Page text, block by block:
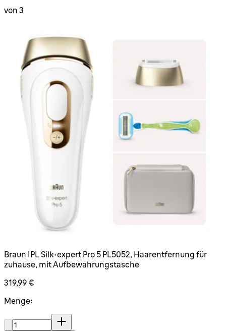
von 3
Braun IPL Silk·expert Pro 5 PL5052, Haarentfernung für
zuhause, mit Aufbewahrungstasche
319,99 €
Menge:
Menge: